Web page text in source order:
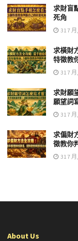
求財盲
死角
31 7
求橫財
特徵教
31 7
求財願
願望詞
31 7
求偏財
徵教你
31 7
About Us